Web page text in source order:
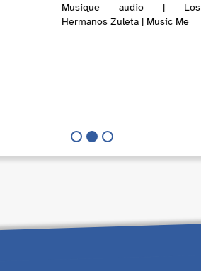
Musique audio | Los
Hermanos Zuleta | Music Me